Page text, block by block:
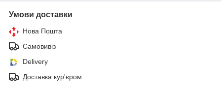
Умови доставки
Нова Пошта
Самовивіз
Delivery
Доставка кур'єром